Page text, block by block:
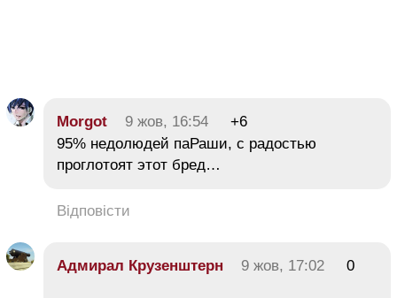
Morgot 9 жов, 16:54
+6
95% недолюдей паРаши, с радостью
проглотоят этот бред…
Відповісти
Адмирал Крузенштерн 9 жов, 17:02 0